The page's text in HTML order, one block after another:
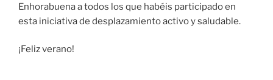
Enhorabuena a todos los que habéis participado en
esta iniciativa de desplazamiento activo y saludable.
¡Feliz verano!